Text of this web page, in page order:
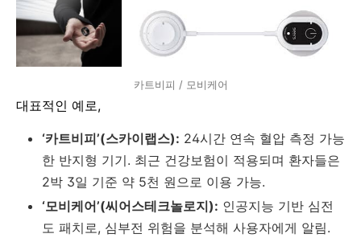
카트비피 / 모비케어
대표적인 예로,
‘카트비피’(스카이랩스): 24시간 연속 혈압 측정 가능
한 반지형 기기. 최근 건강보험이 적용되며 환자들은
2박 3일 기준 약 5천 원으로 이용 가능.
‘모비케어’(씨어스테크놀로지): 인공지능 기반 심전
도 패치로, 심부전 위험을 분석해 사용자에게 알림.